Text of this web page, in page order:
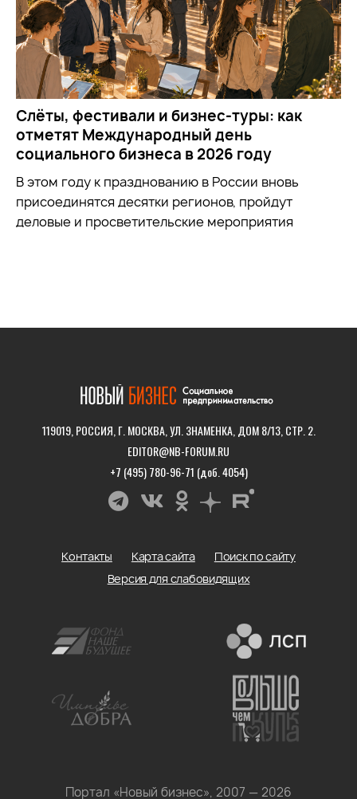
Слёты, фестивали и бизнес-туры: как
отметят Международный день
социального бизнеса в 2026 году
В этом году к празднованию в России вновь
присоединятся десятки регионов, пройдут
деловые и просветительские мероприятия
119019, РОССИЯ, Г. МОСКВА, УЛ. ЗНАМЕНКА, ДОМ 8/13, СТР. 2.
EDITOR@NB-FORUM.RU
+7 (495) 780-96-71 (доб. 4054)
Портал «Новый бизнес», 2007 — 2026
Контакты Карта сайта
Поиск по сайту
Версия для слабовидящих